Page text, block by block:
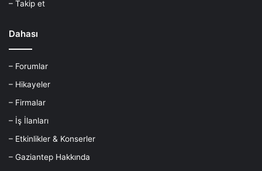
– Takip et
Dahası
– Forumlar
– Hikayeler
– Firmalar
– İş İlanları
– Etkinlikler & Konserler
– Gaziantep Hakkında